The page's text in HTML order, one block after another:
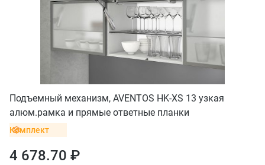
Подъемный механизм, AVENTOS HK-XS 13 узкая
алюм.рамка и прямые ответные планки
Комплект
4 678.70 ₽